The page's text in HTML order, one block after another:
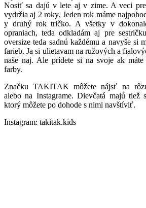
Nosiť sa dajú v lete aj v zime. A veci
vydržia aj 2 roky. Jeden rok máme
y druhý rok tričko. A všetky v
opraniach, teda odkladám aj pre
oversize teda sadnú každému a navyše si
farieb. Ja si ulietavam na ružových a
naše naj. Ale prídete si na svoje ak
farby.
Značku TAKITAK môžete nájsť na
alebo na Instagrame. Dievčatá majú tiež
ktorý môžete po dohode s nimi navštíviť.
Instagram: takitak.kids